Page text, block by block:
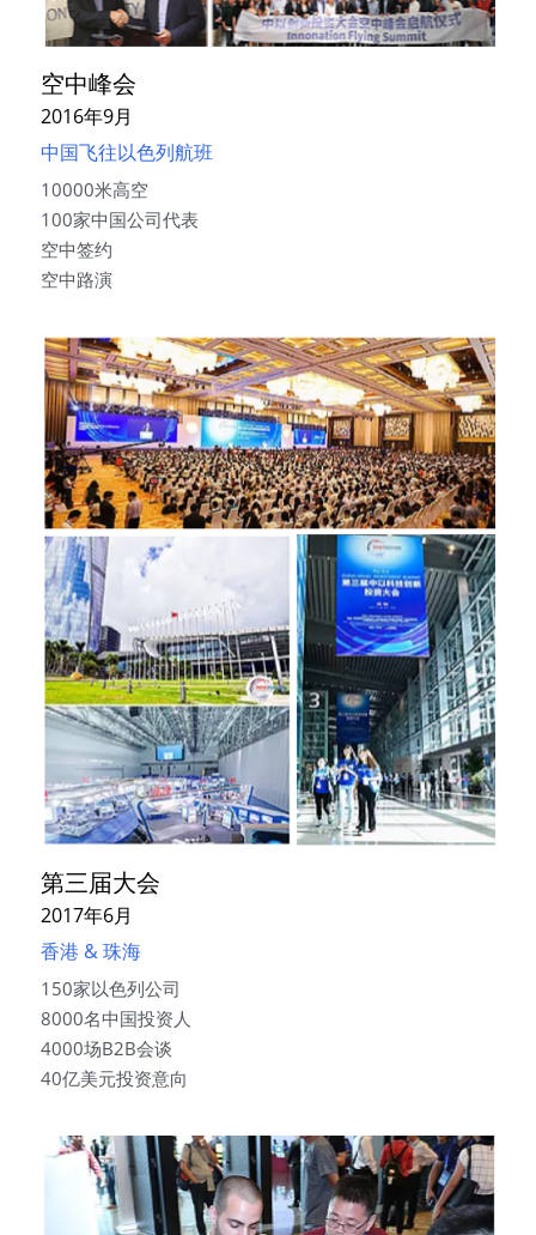
空中峰会
2016年9月
中国飞往以色列航班
10000米高空
100家中国公司代表
空中签约
空中路演
第三届大会
2017年6月
香港 & 珠海
150家以色列公司
8000名中国投资人
4000场B2B会谈
40亿美元投资意向